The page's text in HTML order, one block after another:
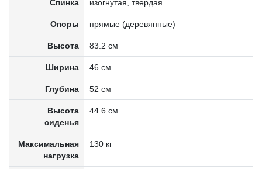
Спинка изогнутая, твердая
Опоры прямые (деревянные)
Высота 83.2 см
Ширина 46 см
Глубина 52 см
Высота
сиденья
44.6 см
Максимальная
нагрузка
130 кг